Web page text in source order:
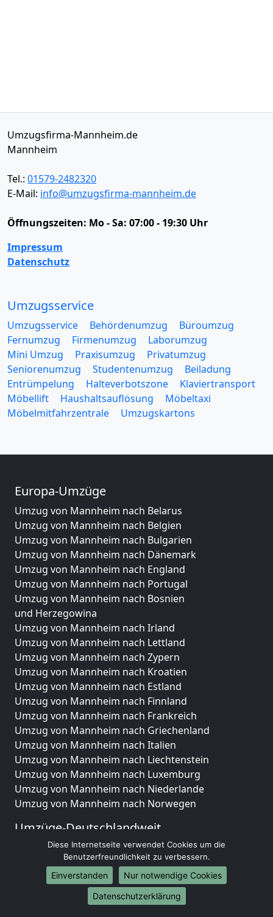
Umzugsfirma-Mannheim.de
Mannheim
Tel.: 01579-2482320
E-Mail: info@umzugsfirma-mannheim.de
Öffnungszeiten: Mo - Sa: 07:00 - 19:30 Uhr
Impressum
Datenschutz
Umzugsservice
Umzugsservice Behördenumzug
Büroumzug
Fernumzug
Firmenumzug
Laborumzug
Mini Umzug
Praxisumzug
Privatumzug
Seniorenumzug
Studentenumzug
Beiladung
Entrümpelung
Halteverbotszone
Klaviertransport
Möbellift
Haushaltsauflösung
Möbeltaxi
Möbelmitfahrzentrale
Umzugskartons
Europa-Umzüge
Umzug von Mannheim nach Belarus
Umzug von Mannheim nach Belgien
Umzug von Mannheim nach Bulgarien
Umzug von Mannheim nach Dänemark
Umzug von Mannheim nach England
Umzug von Mannheim nach Portugal
Umzug von Mannheim nach Bosnien
und Herzegowina
Umzug von Mannheim nach Irland
Umzug von Mannheim nach Lettland
Umzug von Mannheim nach Zypern
Umzug von Mannheim nach Kroatien
Umzug von Mannheim nach Estland
Umzug von Mannheim nach Finnland
Umzug von Mannheim nach Frankreich
Umzug von Mannheim nach Griechenland
Umzug von Mannheim nach Italien
Umzug von Mannheim nach Liechtenstein
Umzug von Mannheim nach Luxemburg
Umzug von Mannheim nach Niederlande
Umzug von Mannheim nach Norwegen
Umzüge-Deutschlandweit
Umzug von Mannheim nach Berlin
Umzug von Mannheim nach Hamburg
Umzug von Mannheim nach München
Umzug von Mannheim nach Köln
Umzug von Mannheim nach Frankfurt am Main
Diese Internetseite verwendet Cookies um die
Benutzerfreundlichkeit zu verbessern.
Einverstanden
Nur notwendige Cookies
Datenschutzerklärung